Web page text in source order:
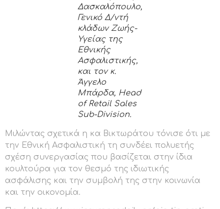
Δασκαλόπουλο,
Γενικό Δ/ντή
κλάδων Ζωής-
Υγείας της
Εθνικής
Ασφαλιστικής,
και τον κ.
Άγγελο
Μπάρδα, Head
of Retail Sales
Sub-Division.
Μιλώντας σχετικά η κα Βικτωράτου τόνισε ότι με
την Εθνική Ασφαλιστική τη συνδέει πολυετής
σχέση συνεργασίας που βασίζεται στην ίδια
κουλτούρα για τον θεσμό της ιδιωτικής
ασφάλισης και την συμβολή της στην κοινωνία
και την οικονομία.